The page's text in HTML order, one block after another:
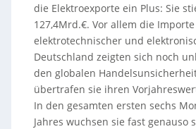
die Elektroexporte ein Plus: Sie
127,4Mrd.€. Vor allem die Importe
elektrotechnischer und
Deutschland zeigten sich noch
den globalen
übertrafen sie ihren
In den gesamten ersten sechs
Jahres wuchsen sie fast genauso